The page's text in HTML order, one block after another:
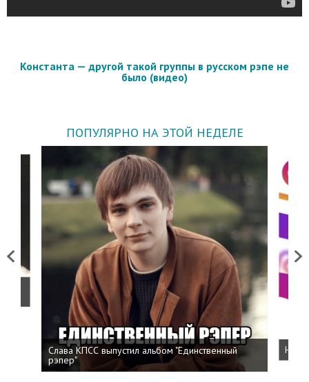
Константа — другой такой группы в русском рэпе не
было (видео)
ПОПУЛЯРНО НА ЭТОЙ НЕДЕЛЕ
Previous
Слава КПСС выпустил альбом "Единственный
рэпер"
Next